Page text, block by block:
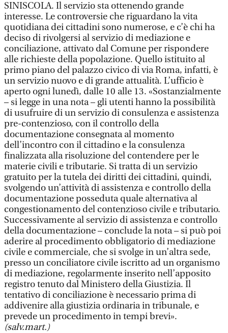
SINISCOLA. Il servizio sta ottenendo grande
interesse. Le controversie che riguardano la vita
quotidiana dei cittadini sono numerose, e c’è chi ha
deciso di rivolgersi al servizio di mediazione e
conciliazione, attivato dal Comune per rispondere
alle richieste della popolazione. Quello istituito al
primo piano del palazzo civico di via Roma, infatti, è
un servizio nuovo e di grande attualità. L’ufficio è
aperto ogni lunedì, dalle 10 alle 13. «Sostanzialmente
– si legge in una nota – gli utenti hanno la possibilità
di usufruire di un servizio di consulenza e assistenza
pre-contenzioso, con il controllo della
documentazione consegnata al momento
dell’incontro con il cittadino e la consulenza
finalizzata alla risoluzione del contendere per le
materie civili e tributarie. Si tratta di un servizio
gratuito per la tutela dei diritti dei cittadini, quindi,
svolgendo un’attività di assistenza e controllo della
documentazione posseduta quale alternativa al
congestionamento del contenzioso civile e tributario.
Successivamente al servizio di assistenza e controllo
della documentazione – conclude la nota – si può poi
aderire al procedimento obbligatorio di mediazione
civile e commerciale, che si svolge in un’altra sede,
presso un conciliatore civile iscritto ad un organismo
di mediazione, regolarmente inserito nell’apposito
registro tenuto dal Ministero della Giustizia. Il
tentativo di conciliazione è necessario prima di
addivenire alla giustizia ordinaria in tribunale, e
prevede un procedimento in tempi brevi».
(salv.mart.)